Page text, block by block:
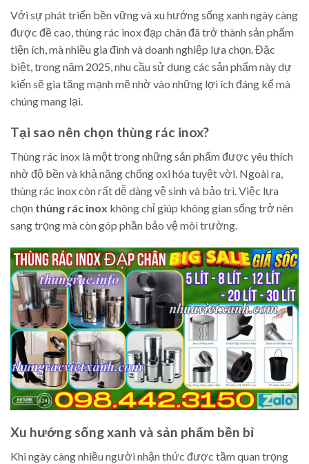
Với sự phát triển bền vững và xu hướng sống xanh ngày càng
được đề cao, thùng rác inox đạp chân đã trở thành sản phẩm
tiện ích, mà nhiều gia đình và doanh nghiệp lựa chọn. Đặc
biệt, trong năm 2025, nhu cầu sử dụng các sản phẩm này dự
kiến sẽ gia tăng mạnh mẽ nhờ vào những lợi ích đáng kể mà
chúng mang lại.
Tại sao nên chọn thùng rác inox?
Thùng rác inox là một trong những sản phẩm được yêu thích
nhờ độ bền và khả năng chống oxi hóa tuyệt vời. Ngoài ra,
thùng rác inox còn rất dễ dàng vệ sinh và bảo trì. Việc lựa
chọn thùng rác inox không chỉ giúp không gian sống trở nên
sang trọng mà còn góp phần bảo vệ môi trường.
Xu hướng sống xanh và sản phẩm bền bỉ
Khi ngày càng nhiều người nhận thức được tầm quan trọng